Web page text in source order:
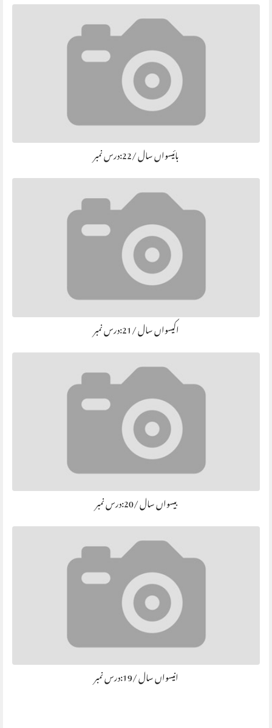
بائیسواں سال /22:درس نمبر
اکیسواں سال /21:درس نمبر
بیسواں سال /20:درس نمبر
انیسواں سال /19:درس نمبر